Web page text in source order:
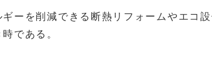
ーを削減できる断熱リフォームやエコ
である。